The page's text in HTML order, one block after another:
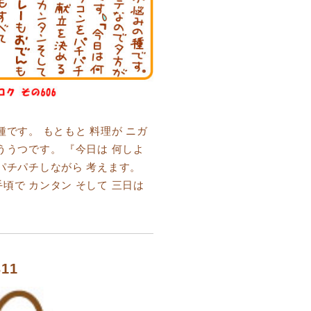
です。 もともと 料理が ニガ
うつです。 『今日は 何しよ
パチしながら 考えます。
で カンタン そして 三日は